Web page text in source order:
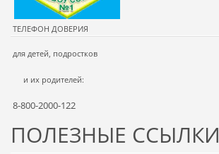
ТЕЛЕФОН ДОВЕРИЯ
для детей, подростков
и их родителей:
8-800-2000-122
ПОЛЕЗНЫЕ ССЫЛКИ